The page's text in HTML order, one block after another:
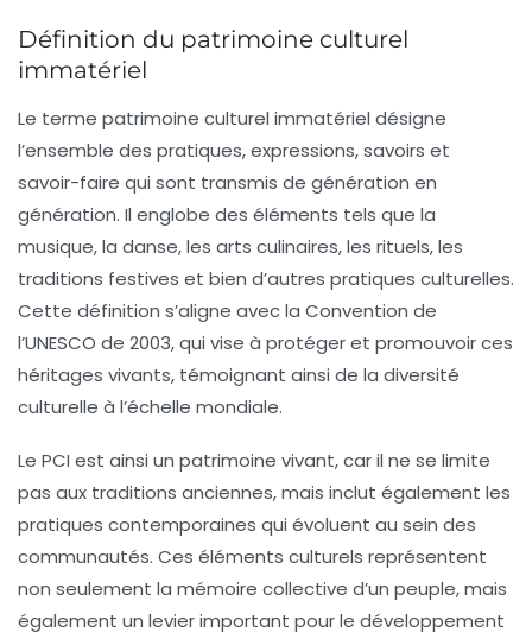
Définition du patrimoine culturel
immatériel
Le terme patrimoine culturel immatériel désigne
l’ensemble des pratiques, expressions, savoirs et
savoir-faire qui sont transmis de génération en
génération. Il englobe des éléments tels que la
musique, la danse, les arts culinaires, les rituels, les
traditions festives et bien d’autres pratiques culturelles.
Cette définition s’aligne avec la Convention de
l’UNESCO de 2003, qui vise à protéger et promouvoir ces
héritages vivants, témoignant ainsi de la diversité
culturelle à l’échelle mondiale.
Le PCI est ainsi un patrimoine vivant, car il ne se limite
pas aux traditions anciennes, mais inclut également les
pratiques contemporaines qui évoluent au sein des
communautés. Ces éléments culturels représentent
non seulement la mémoire collective d’un peuple, mais
également un levier important pour le développement